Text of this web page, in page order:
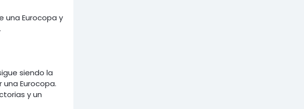
una Eurocopa y
siendo la
Eurocopa.
y un